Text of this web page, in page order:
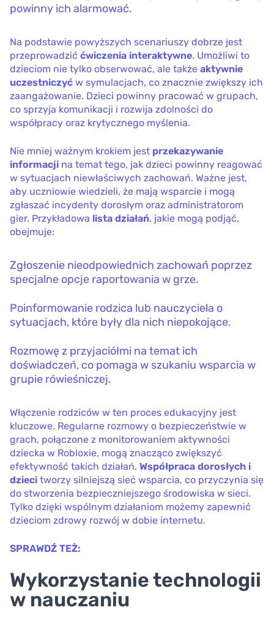
powinny ich alarmować.
Na podstawie powyższych scenariuszy dobrze jest
przeprowadzić ćwiczenia interaktywne. Umożliwi to
dzieciom nie tylko obserwować, ale także aktywnie
uczestniczyć w symulacjach, co znacznie zwiększy ich
zaangażowanie. Dzieci powinny pracować w grupach,
co sprzyja komunikacji i rozwija zdolności do
współpracy oraz krytycznego myślenia.
Nie mniej ważnym krokiem jest przekazywanie
informacji na temat tego, jak dzieci powinny reagować
w sytuacjach niewłaściwych zachowań. Ważne jest,
aby uczniowie wiedzieli, że mają wsparcie i mogą
zgłaszać incydenty dorosłym oraz administratorom
gier. Przykładowa lista działań, jakie mogą podjąć,
obejmuje:
Zgłoszenie nieodpowiednich zachowań poprzez
specjalne opcje raportowania w grze.
Poinformowanie rodzica lub nauczyciela o
sytuacjach, które były dla nich niepokojące.
Rozmowę z przyjaciółmi na temat ich
doświadczeń, co pomaga w szukaniu wsparcia w
grupie rówieśniczej.
Włączenie rodziców w ten proces edukacyjny jest
kluczowe. Regularne rozmowy o bezpieczeństwie w
grach, połączone z monitorowaniem aktywności
dziecka w Robloxie, mogą znacząco zwiększyć
efektywność takich działań. Współpraca dorosłych i
dzieci tworzy silniejszą sieć wsparcia, co przyczynia się
do stworzenia bezpieczniejszego środowiska w sieci.
Tylko dzięki wspólnym działaniom możemy zapewnić
dzieciom zdrowy rozwój w dobie internetu.
SPRAWDŹ TEŻ:
Wykorzystanie technologii
w nauczaniu